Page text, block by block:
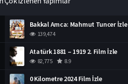
Bakkal Amca: Mahmut Tuncer İzle
139,474
Atatürk 1881 – 1919 2. Film İzle
82,775 8.9
0 Kilometre 2024 Film İzle